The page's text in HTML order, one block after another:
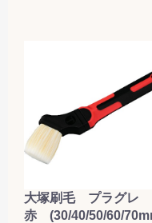
大塚刷毛 プラグレ
赤 (30/40/50/60/